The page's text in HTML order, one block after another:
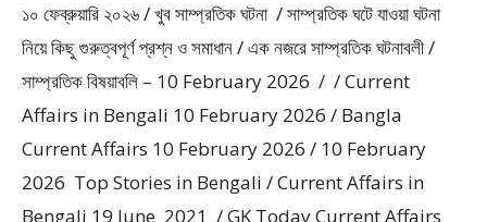
১০ ফেব্রুয়ারি ২০২৬ / খুব সাম্প্রতিক ঘটনা / সাম্প্রতিক ঘটে যাওয়া ঘটনা
নিয়ে কিছু গুরুত্বপূর্ণ প্রশ্ন ও সমাধান / এক নজরে সাম্প্রতিক ঘটনাবলী /
সাম্প্রতিক বিষয়াবলি – 10 February 2026 / / Current
Affairs in Bengali 10 February 2026 / Bangla
Current Affairs 10 February 2026 / 10 February
2026 Top Stories in Bengali / Current Affairs in
Bengali 19 June 2021 / GK Today Current Affairs